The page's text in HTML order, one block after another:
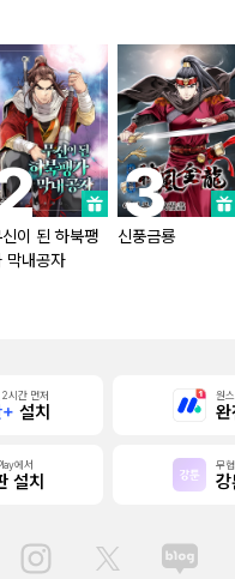
신이 된 하북팽
막내공자
신풍금룡
시간 먼저
+ 설치
원
완
에서
설치
무
강